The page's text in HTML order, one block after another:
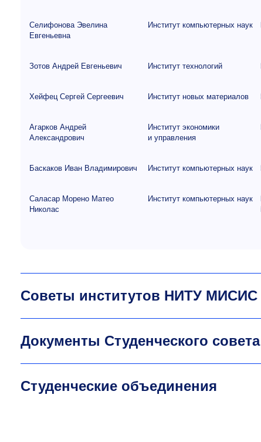
Селифонова Эвелина
Евгеньевна
Институт компьютерных наук
Зотов Андрей Евгеньевич Институт технологий
Хейфец Сергей Сергеевич Институт новых материалов
Агарков Андрей
Александрович
Институт экономики
и управления
Баскаков Иван Владимирович Институт компьютерных наук
Саласар Морено Матео
Николас
Институт компьютерных наук
Советы институтов НИТУ МИСИС
Документы Студенческого совета
Студенческие объединения